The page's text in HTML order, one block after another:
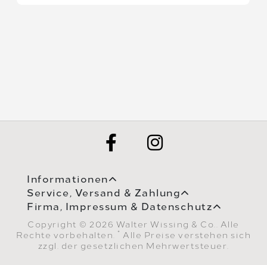
Informationen
Service, Versand & Zahlung
Firma, Impressum & Datenschutz
Copyright © 2026 Walter Wissing & Co.. Alle
Rechte vorbehalten.
* Alle Preise verstehen sich
zzgl. der gesetzlichen Mehrwertsteuer.